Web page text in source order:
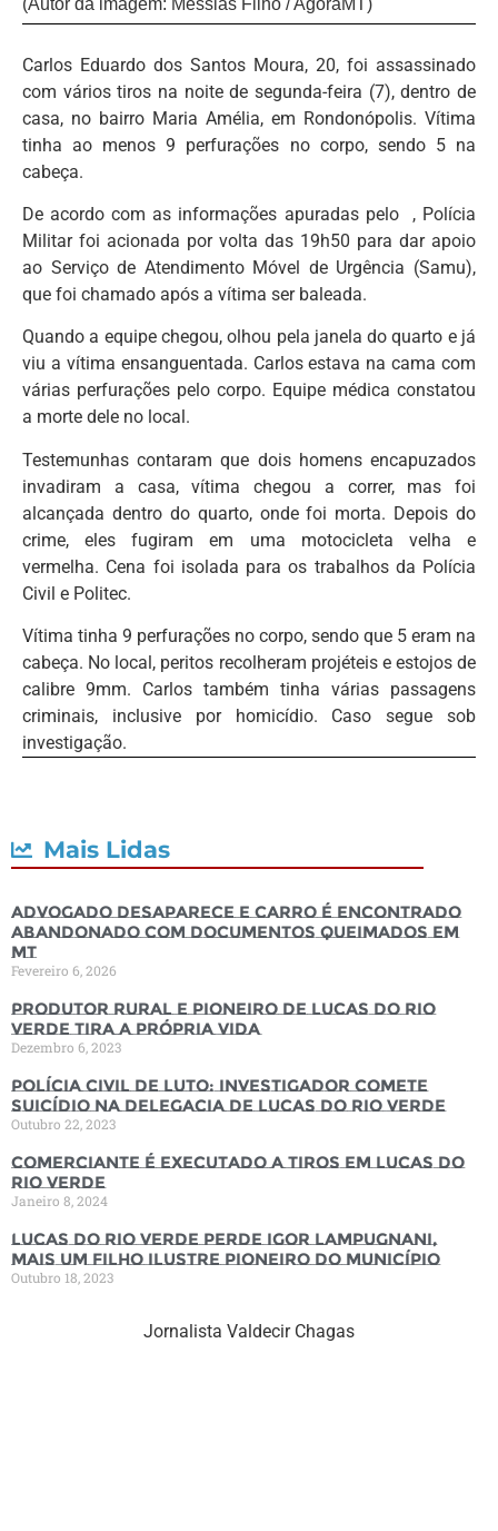
Carlos Eduardo dos Santos Moura, 20, foi assassinado
com vários tiros na noite de segunda-feira (7), dentro de
casa, no bairro Maria Amélia, em Rondonópolis. Vítima
tinha ao menos 9 perfurações no corpo, sendo 5 na
cabeça.
De acordo com as informações apuradas pelo , Polícia
Militar foi acionada por volta das 19h50 para dar apoio
ao Serviço de Atendimento Móvel de Urgência (Samu),
que foi chamado após a vítima ser baleada.
Quando a equipe chegou, olhou pela janela do quarto e já
viu a vítima ensanguentada. Carlos estava na cama com
várias perfurações pelo corpo. Equipe médica constatou
a morte dele no local.
Testemunhas contaram que dois homens encapuzados
invadiram a casa, vítima chegou a correr, mas foi
alcançada dentro do quarto, onde foi morta. Depois do
crime, eles fugiram em uma motocicleta velha e
vermelha. Cena foi isolada para os trabalhos da Polícia
Civil e Politec.
Vítima tinha 9 perfurações no corpo, sendo que 5 eram na
cabeça. No local, peritos recolheram projéteis e estojos de
calibre 9mm. Carlos também tinha várias passagens
criminais, inclusive por homicídio. Caso segue sob
investigação.
Mais Lidas
Advogado desaparece e carro é encontrado
abandonado com documentos queimados em
MT
Fevereiro 6, 2026
Produtor rural e pioneiro de Lucas do Rio
Verde tira a própria vida
Dezembro 6, 2023
Polícia Civil de luto: Investigador comete
suicídio na Delegacia de Lucas do Rio Verde
Outubro 22, 2023
Comerciante é executado a tiros em Lucas do
Rio Verde
Janeiro 8, 2024
Lucas do Rio Verde perde Igor Lampugnani,
mais um filho ilustre pioneiro do município
Outubro 18, 2023
Jornalista Valdecir Chagas